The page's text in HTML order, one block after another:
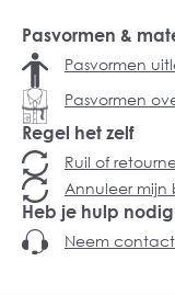
Pasvormen &
Pasvormen
Pasvormen
Regel het zelf
Ruil of
Annuleer mijn
Heb je hulp
Neem